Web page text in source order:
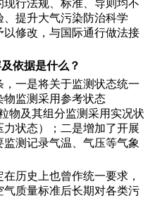
行法规、标准、导则均不
提升大气污染防治科学
修改，与国际通行做法接
依据是什么？
一是将关于监测状态统一
物监测采用参考状态
物及其组分监测采用实况状
状态）；二是增加了开展
测记录气温、气压等气象
历史上也曾作统一要求，
气质量标准后长期对各类污